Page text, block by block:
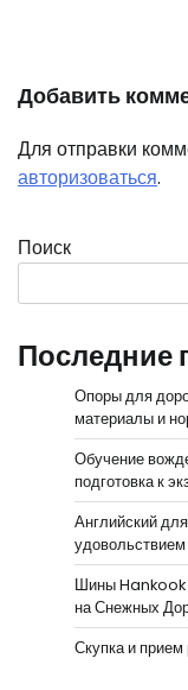
Добавить
Для отправки
авторизоваться.
Поиск
Последние
Опоры для
материалы и
Обучение
подготовка к
Английский
удовольствием
Шины Hankook
на Снежных
Скупка и